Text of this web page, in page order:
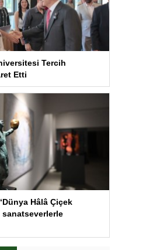
Tercih
Etti
Hâlâ Çiçek
sanatseverlerle